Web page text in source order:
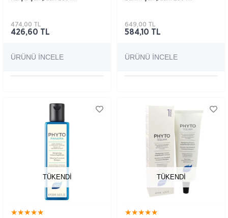
426,60 TL
474,00 TL
ÜRÜNÜ İNCELE
584,10 TL
649,00 TL
ÜRÜNÜ İNCELE
TÜKENDI
★★★★★
TÜKENDI
★★★★★